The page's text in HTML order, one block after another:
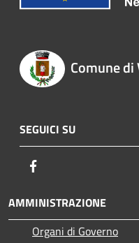
Comune
SEGUICI SU
AMMINISTRAZIONE
Organi di Governo